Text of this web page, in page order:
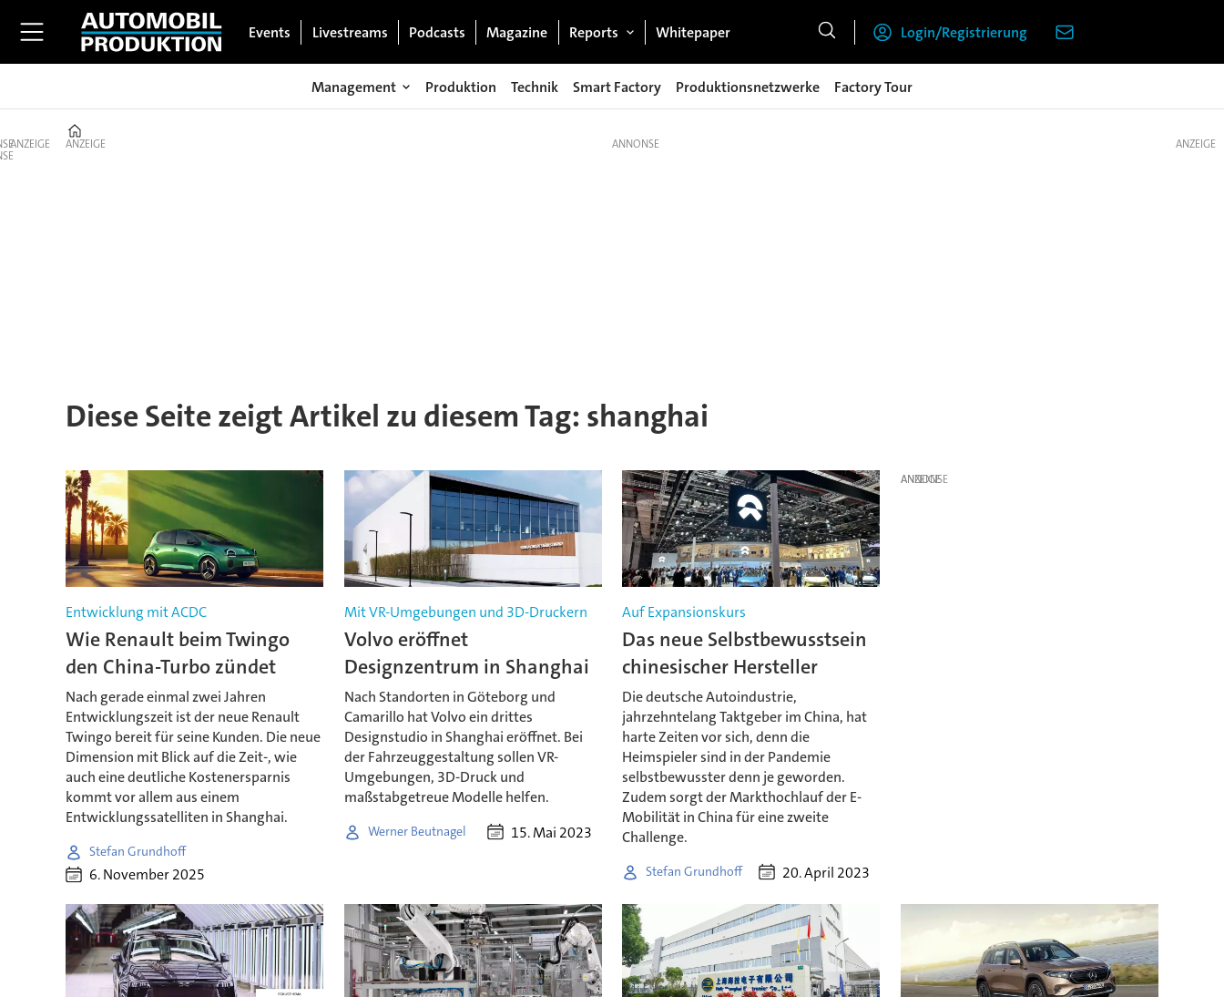
Events Livestreams Podcasts Magazine Reports Whitepaper Login/Registrierung
Management Produktion Technik Smart Factory Produktionsnetzwerke Factory Tour
ANZEIGE ANZEIGE
Diese Seite zeigt Artikel zu diesem Tag: shanghai
Entwicklung mit ACDC
Wie Renault beim Twingo
den China-Turbo zündet
Nach gerade einmal zwei Jahren
Entwicklungszeit ist der neue Renault
Twingo bereit für seine Kunden. Die neue
Dimension mit Blick auf die Zeit-, wie
auch eine deutliche Kostenersparnis
kommt vor allem aus einem
Entwicklungssatelliten in Shanghai.
Stefan Grundhoff
6. November 2025
Mit VR-Umgebungen und 3D-Druckern
Volvo eröffnet
Designzentrum in Shanghai
Nach Standorten in Göteborg und
Camarillo hat Volvo ein drittes
Designstudio in Shanghai eröffnet. Bei
der Fahrzeuggestaltung sollen VR-
Umgebungen, 3D-Druck und
maßstabgetreue Modelle helfen.
Werner Beutnagel 15. Mai 2023
Auf Expansionskurs
Das neue Selbstbewusstsein
chinesischer Hersteller
Die deutsche Autoindustrie,
jahrzehntelang Taktgeber im China, hat
harte Zeiten vor sich, denn die
Heimspieler sind in der Pandemie
selbstbewusster denn je geworden.
Zudem sorgt der Markthochlauf der E-
Mobilität in China für eine zweite
Challenge.
Stefan Grundhoff 20. April 2023
ANZEIGE
ANZEIGE